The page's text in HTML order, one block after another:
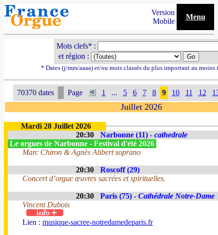
Version
Mobile
Menu
Mots clefs* :
et région :
* Dates (j/mm/aaaa) et/ou mots classés du plus important au moins
70370 dates Page 1 ... 5 6 7 8 9 10 11 12
Juillet 2026
Mardi 28 Juillet 2026
20:30
Narbonne (11) - cathedrale
Le orgues de Narbonne - Festival d'été 2026
Marc Chiron & Agnès Alibert soprano
20:30
Roscoff (29)
Concert d’orgue œuvres sacrées et spirituelles.
20:30 Paris (75) - Cathédrale Notre-Dame
Vincent Dubois
Lien : musique-sacree-notredamedeparis.fr